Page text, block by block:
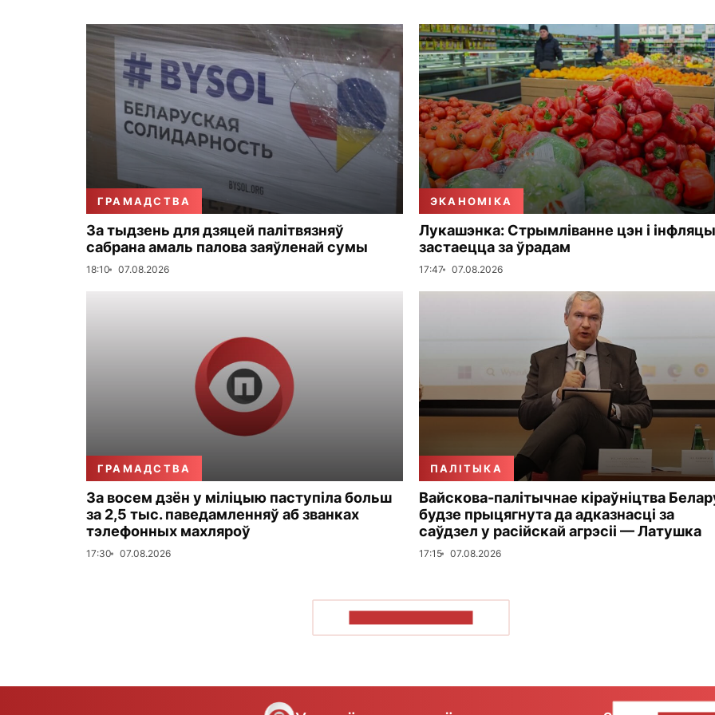
ГРАМАДСТВА
За тыдзень для дзяцей палітвязняў
сабрана амаль палова заяўленай сумы
18:10 07.08.2026
ЭКАНОМІКА
Лукашэнка: Стрымліванне цэн і
застаецца за ўрадам
17:47 07.08.2026
ГРАМАДСТВА
За восем дзён у міліцыю паступіла больш
за 2,5 тыс. паведамленняў аб званках
тэлефонных махляроў
17:30 07.08.2026
ПАЛІТЫКА
Вайскова-палітычнае кіраўніцтва
будзе прыцягнута да адказнасці за
саўдзел у расійскай агрэсіі — Латушка
17:15 07.08.2026